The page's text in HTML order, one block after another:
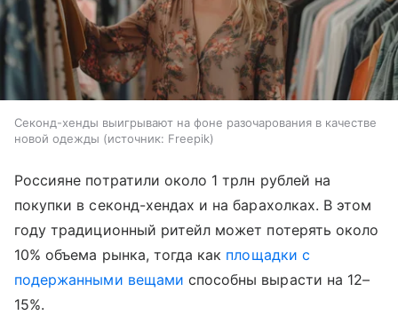
Секонд-хенды выигрывают на фоне разочарования в качестве
новой одежды
источник: Freepik
Россияне потратили около 1 трлн рублей на
покупки в секонд-хендах и на барахолках. В этом
году традиционный ритейл может потерять около
10% объема рынка, тогда как площадки с
подержанными вещами способны вырасти на 12–
15%.